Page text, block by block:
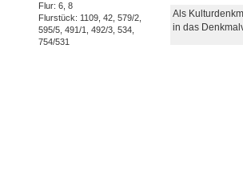
Flur: 6, 8
Flurstück: 1109, 42, 579/2,
595/5, 491/1, 492/3, 534,
754/531
Als
in das